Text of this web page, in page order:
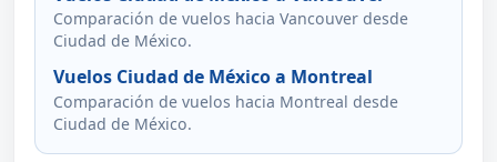
Comparación de vuelos hacia Vancouver desde
Ciudad de México.
Vuelos Ciudad de México a Montreal
Comparación de vuelos hacia Montreal desde
Ciudad de México.